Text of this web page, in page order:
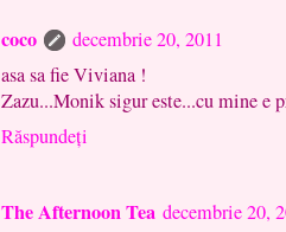
coco
decembrie 20, 2011
asa sa fie Viviana !
Zazu...Monik sigur este...cu mine e
Răspundeți
The Afternoon Tea decembrie 20,